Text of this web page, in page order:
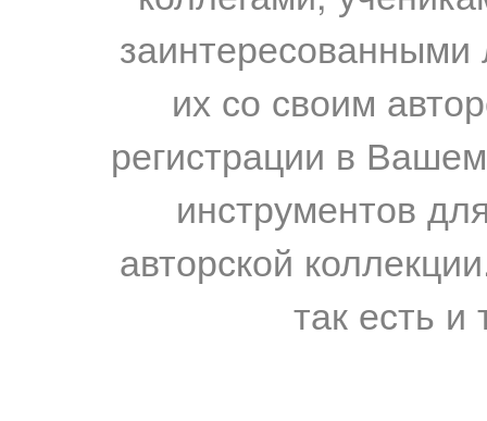
их со своим
регистрации в
инструментов
авторской
так есть и